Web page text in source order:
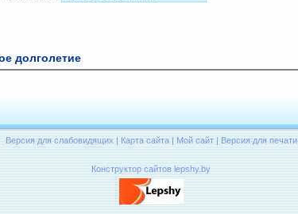
долголетие
Версия для слабовидящих | Карта сайта | Мой сайт | Версия для печати
Конструктор сайтов lepshy.by